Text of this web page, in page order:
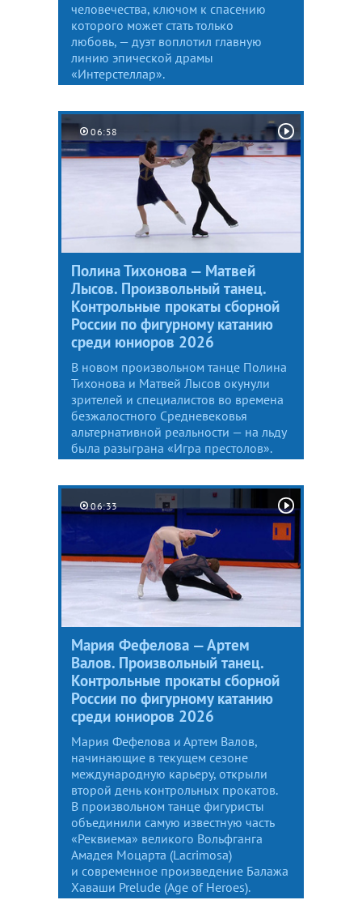
человечества, ключом к спасению
которого может стать только
любовь, — дуэт воплотил главную
линию эпической драмы
«Интерстеллар».
06:58
Полина Тихонова — Матвей
Лысов. Произвольный танец.
Контрольные прокаты сборной
России по фигурному катанию
среди юниоров 2026
В новом произвольном танце Полина
Тихонова и Матвей Лысов окунули
зрителей и специалистов во времена
безжалостного Средневековья
альтернативной реальности — на льду
была разыграна «Игра престолов».
06:33
Мария Фефелова — Артем
Валов. Произвольный танец.
Контрольные прокаты сборной
России по фигурному катанию
среди юниоров 2026
Мария Фефелова и Артем Валов,
начинающие в текущем сезоне
международную карьеру, открыли
второй день контрольных прокатов.
В произвольном танце фигуристы
объединили самую известную часть
«Реквиема» великого Вольфганга
Амадея Моцарта (Lacrimosa)
и современное произведение Балажа
Хаваши Prelude (Age of Heroes).